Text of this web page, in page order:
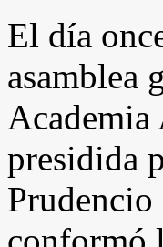
El día
asamblea
Academia
presidida
Prudencio